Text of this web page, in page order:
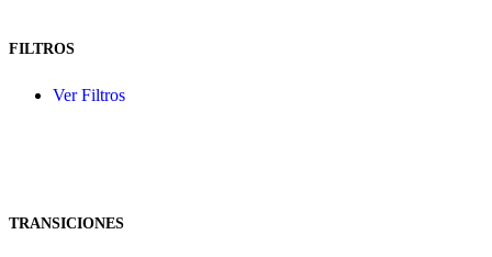
FILTROS
Ver Filtros
TRANSICIONES